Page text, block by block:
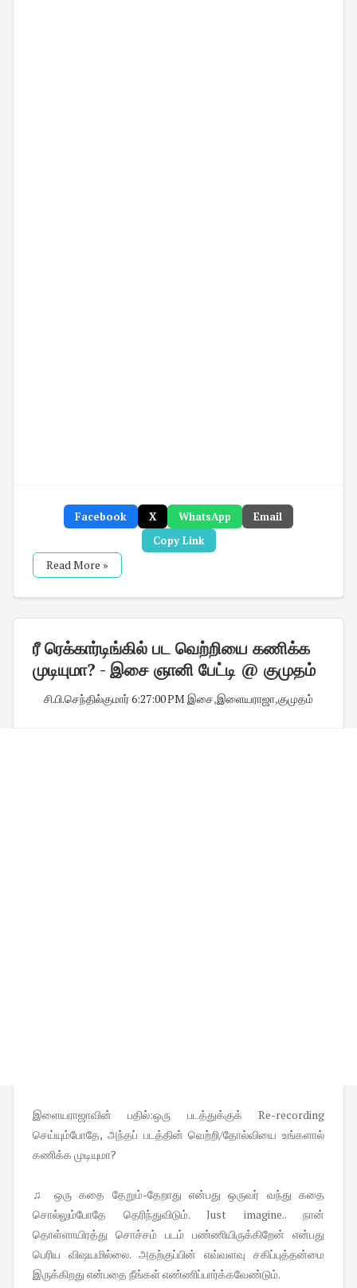
Facebook X WhatsApp
Email
Copy Link
Read More »
ரீ ரெக்கார்டிங்கில் பட வெற்றியை கணிக்க
முடியுமா? - இசை ஞானி பேட்டி @ குமுதம்
சி.பி.செந்தில்குமார்6:27:00 PM இசை,இளையராஜா,குமுதம்
இளையராஜாவின் பதில்:ஒரு படத்துக்குக் Re-recording
செய்யும்போதே, அந்தப் படத்தின் வெற்றி/தோல்வியை உங்களால்
கணிக்க முடியுமா?
♫ ஒரு கதை தேறும்-தேறாது என்பது ஒருவர் வந்து கதை
சொல்லும்போதே தெரிந்துவிடும். Just imagine.. நான்
தொள்ளாயிரத்து சொச்சம் படம் பண்ணியிருக்கிறேன் என்பது
பெரிய விஷயமில்லை. அதற்குப்பின் எவ்வளவு சகிப்புத்தன்மை
இருக்கிறது என்பதை நீங்கள் எண்ணிப்பார்க்கவேண்டும்.